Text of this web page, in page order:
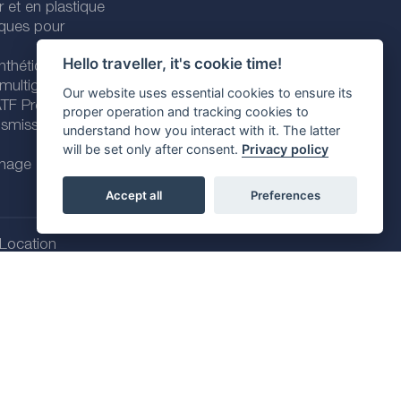
Hello traveller, it's cookie time!
Our website uses essential cookies to ensure its
proper operation and tracking cookies to
understand how you interact with it. The latter
will be set only after consent. Privacy policy
Accept all Preferences
et en plastique
pour
Premium